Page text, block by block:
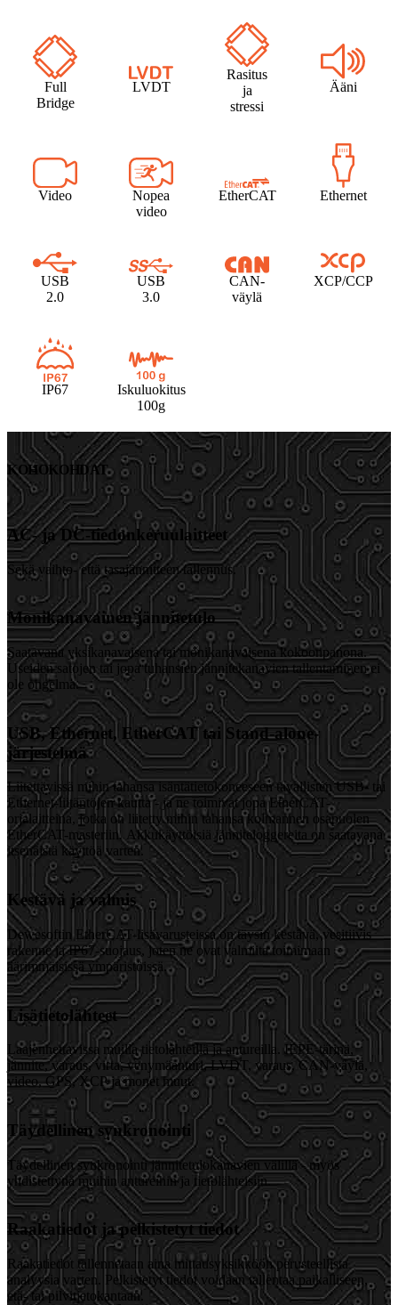
Full
Bridge
LVDT
Rasitus
ja
stressi
Ääni
Video
Nopea
video
EtherCAT Ethernet
USB
2.0
USB
3.0
CAN-
väylä
XCP/CCP
IP67
Iskuluokitus
100g
KOHOKOHDAT
AC- ja DC-tiedonkeruulaitteet
Sekä vaihto- että tasajännitteen tallennus.
Monikanavainen jännitetulo
Saatavana yksikanavaisena tai monikanavaisena kokoonpanona.
Useiden satojen tai jopa tuhansien jännitekanavien tallentaminen ei
ole ongelma.
USB, Ethernet, EtherCAT tai Stand-alone-
järjestelmä
Liitettävissä mihin tahansa isäntätietokoneeseen tavallisten USB- tai
Ethernet-liitäntöjen kautta - ja ne toimivat jopa EtherCAT-
orjalaitteina, jotka on liitetty mihin tahansa kolmannen osapuolen
EtherCAT-masteriin. Akkukäyttöisiä jänniteloggereita on saatavana
itsenäistä käyttöä varten.
Kestävä ja valmis
Dewesoftin EtherCAT-lisävarusteissa on täysin kestävä, vesitiivis
rakenne ja IP67-suojaus, joten ne ovat valmiita toimimaan
äärimmäisissä ympäristöissä.
Lisätietolähteet
Laajennettavissa muilla tietolähteillä ja antureilla. IEPE-tärinä,
jännite, varaus, virta, venymäanturi, LVDT, varaus, CAN-väylä,
video, GPS, XCP ja monet muut.
Täydellinen synkronointi
Täydellinen synkronointi jännitetulokanavien välillä - myös
yhdistettynä muihin antureihin ja tietolähteisiin.
Raakatiedot ja pelkistetyt tiedot
Raakatiedot tallennetaan aina mittausyksikköön perusteellista
analyysia varten. Pelkistetyt tiedot voidaan tallentaa paikalliseen,
etä- tai pilvitietokantaan.